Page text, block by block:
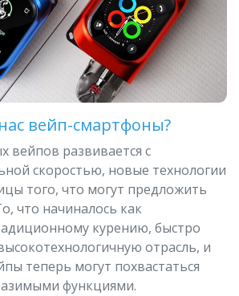
вейп-смартфоны?
вейпов развивается с
скоростью, новые технологии
того, что могут предложить
что начиналось как
курению, быстро
отрасль, и
теперь могут похвастаться
функциями.